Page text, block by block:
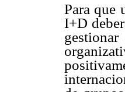
Para que
I+D